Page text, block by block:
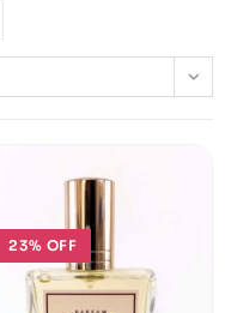
23% OFF